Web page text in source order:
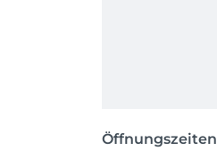
Öffnungszeiten